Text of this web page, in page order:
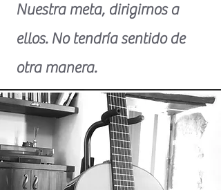
Nuestra meta, dirigirnos a
ellos. No tendría sentido de
otra manera.